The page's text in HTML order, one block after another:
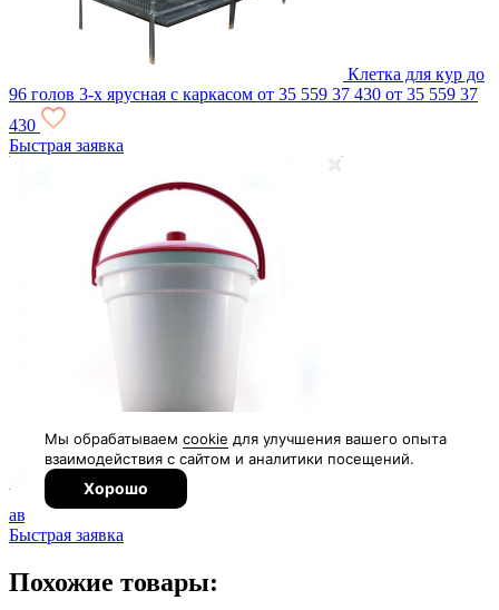
Клетка для кур до
96 голов 3-х ярусная с каркасом от 35 559 37 430 от 35 559 37
430
Быстрая заявка
автоматическая поплавковая
Быстрая заявка
Похожие товары: